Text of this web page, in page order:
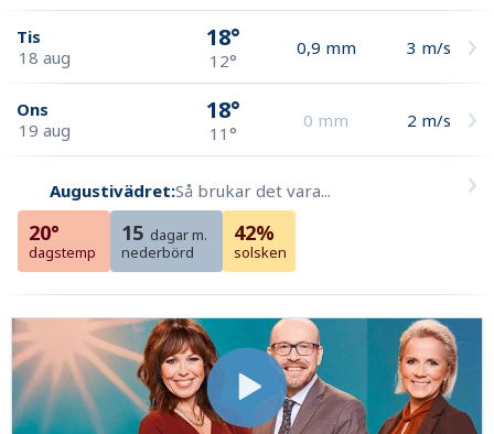
Tis
18 aug
18°
12°
0,9 mm 3 m/s
Ons
19 aug
18°
11°
0 mm 2 m/s
Augustivädret:Så brukar det vara...
20°
dagstemp
15 dagar m.
nederbörd
42%
solsken